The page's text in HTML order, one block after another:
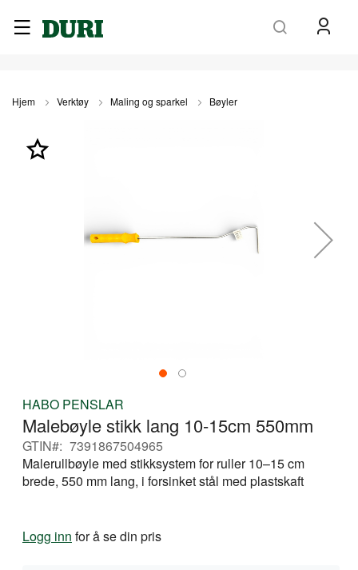
Hjem Verktøy Maling og sparkel Bøyler
slutten
begynnelsen
bildegalleri
HABO PENSLAR
Malebøyle stikk lang 10-15cm 550mm
GTIN
7391867504965
Malerullbøyle med stikksystem for ruller 10–15 cm
brede, 550 mm lang, i forsinket stål med plastskaft
Logg inn for å se din pris